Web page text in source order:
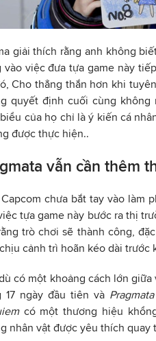
giải thích rằng anh không
vào việc đưa tựa game này
Cho thẳng thắn hơn khi
quyết định cuối cùng không
của họ chỉ là ý kiến cá
được thực hiện..
vẫn cần thêm
chưa bắt tay vào làm
tựa game này bước ra thị
trò chơi sẽ thành công,
cảnh trì hoãn kéo dài trước
có một khoảng cách lớn giữa
17 ngày đầu tiên và Pragmata
có một thương hiệu
nhân vật được yêu thích quay